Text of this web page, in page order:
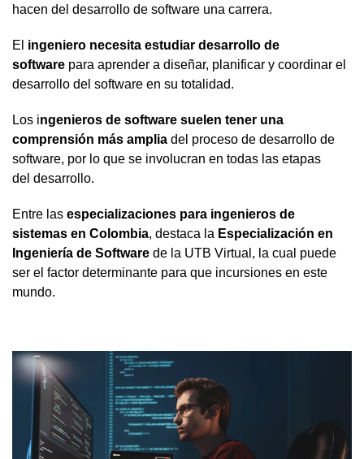
hacen del desarrollo de software una carrera.
El ingeniero necesita estudiar desarrollo de
software para aprender a diseñar, planificar y coordinar el
desarrollo del software en su totalidad.
Los ingenieros de software suelen tener una
comprensión más amplia del proceso de desarrollo de
software, por lo que se involucran en todas las etapas
del desarrollo.
Entre las especializaciones para ingenieros de
sistemas en Colombia, destaca la Especialización en
Ingeniería de Software de la UTB Virtual, la cual puede
ser el factor determinante para que incursiones en este
mundo.